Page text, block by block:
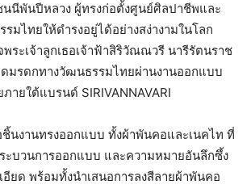
นีพันปีหลวง ผู้ทรงก่อตั้งศูนย์ศิลปาชีพและ
มไทยให้ดำรงอยู่ได้อย่างสง่างามในโลก
ระเจ้าลูกเธอเจ้าฟ้าสิริวัณณวรี นารีรัตนราช
มรดกทางวัฒนธรรมไทยผ่านงานออกแบบ
ายใต้แบรนด์ SIRIVANNAVARI
นงานทรงออกแบบ ทั้งผ้าพันคอและเนคไท ที่
ะบวนการออกแบบ และความหมายอันลึกซึ้ง
ยด พร้อมทั้งนําเสนอการลงสีลายผ้าพันคอ